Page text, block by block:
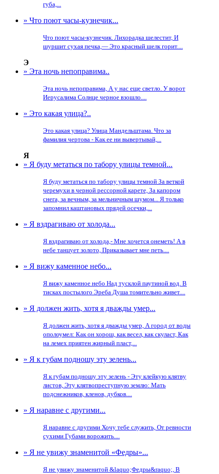
губа,...
» Что поют часы-кузнечик...
Что поют часы-кузнечик. Лихорадка шелестит, И
шуршит сухая печка,— Это красный шелк горит....
Э
» Эта ночь непоправима..
Эта ночь непоправима, А у нас еще светло. У ворот
Иерусалима Солнце черное взошло....
» Это какая улица?..
Это какая улица? Улица Мандельштама. Что за
фамилия чертова - Как ее ни вывертывай,...
Я
» Я буду метаться по табору улицы темной...
Я буду метаться по табору улицы темной За веткой
черемухи в черной рессорной карете, За капором
снега, за вечным, за мельничным шумом... Я только
запомнил каштановых прядей осечки,...
» Я вздрагиваю от холода...
Я вздрагиваю от холода,- Мне хочется онеметь! А в
небе танцует золото, Приказывает мне петь....
» Я вижу каменное небо...
Я вижу каменное небо Над тусклой паутиной вод. В
тисках постылого Эреба Душа томительно живет....
» Я должен жить, хотя я дважды умер...
Я должен жить, хотя я дважды умер, А город от воды
ополоумел: Как он хорош, как весел, как скуласт, Как
на лемех приятен жирный пласт,...
» Я к губам подношу эту зелень...
Я к губам подношу эту зелень - Эту клейкую клятву
листов, Эту клятвопреступную землю: Мать
подснежников, кленов, дубков....
» Я наравне с другими...
Я наравне с другими Хочу тебе служить, От ревности
сухими Губами ворожить....
» Я не увижу знаменитой «Федры»...
Я не увижу знаменитой &laquo;Федры&raquo;, В